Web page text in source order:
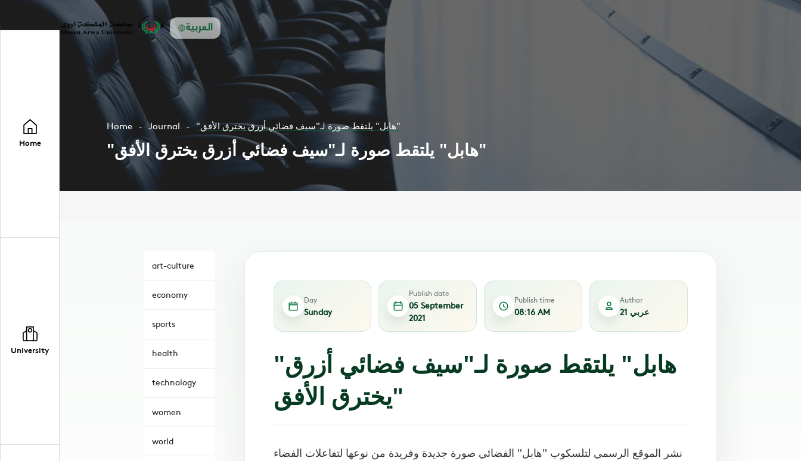
العربية
Home
University
Home Journal "هابل" يلتقط صورة لـ"سيف فضائي أزرق يخترق الأفق"
"هابل" يلتقط صورة لـ"سيف فضائي أزرق يخترق الأفق"
art-culture
economy
sports
health
technology
women
world
Day
Sunday
Publish date
05 September
2021
Publish time
08:16 AM
Author
عربي 21
"هابل" يلتقط صورة لـ"سيف فضائي أزرق
يخترق الأفق"
نشر الموقع الرسمي لتلسكوب "هابل" الفضائي صورة جديدة وفريدة من نوعها لتفاعلات الفضاء